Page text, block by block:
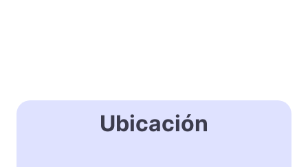
Ubicación